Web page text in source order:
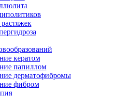
кератом
папиллом
дерматофибромы
фибром